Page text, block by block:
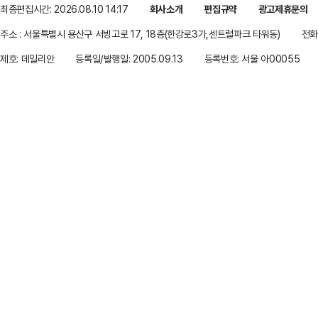
최종편집시간: 2026.08.10 14:17 회사소개 편집규약
광고제휴문의
주소 : 서울특별시 용산구 서빙고로 17, 18층(한강로3가,센트럴파크 타워동)
전
제호: 데일리안
등록일/발행일: 2005.09.13 등록번호: 서울 아00055